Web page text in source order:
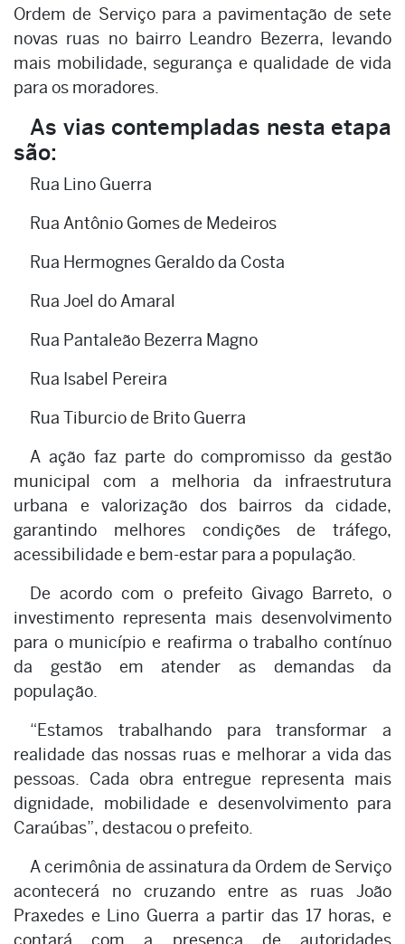
Ordem de Serviço para a pavimentação de sete
novas ruas no bairro Leandro Bezerra, levando
mais mobilidade, segurança e qualidade de vida
para os moradores.
As vias contempladas nesta etapa
são:
Rua Lino Guerra
Rua Antônio Gomes de Medeiros
Rua Hermognes Geraldo da Costa
Rua Joel do Amaral
Rua Pantaleão Bezerra Magno
Rua Isabel Pereira
Rua Tiburcio de Brito Guerra
A ação faz parte do compromisso da gestão
municipal com a melhoria da infraestrutura
urbana e valorização dos bairros da cidade,
garantindo melhores condições de tráfego,
acessibilidade e bem-estar para a população.
De acordo com o prefeito Givago Barreto, o
investimento representa mais desenvolvimento
para o município e reafirma o trabalho contínuo
da gestão em atender as demandas da
população.
“Estamos trabalhando para transformar a
realidade das nossas ruas e melhorar a vida das
pessoas. Cada obra entregue representa mais
dignidade, mobilidade e desenvolvimento para
Caraúbas”, destacou o prefeito.
A cerimônia de assinatura da Ordem de Serviço
acontecerá no cruzando entre as ruas João
Praxedes e Lino Guerra a partir das 17 horas, e
contará com a presença de autoridades